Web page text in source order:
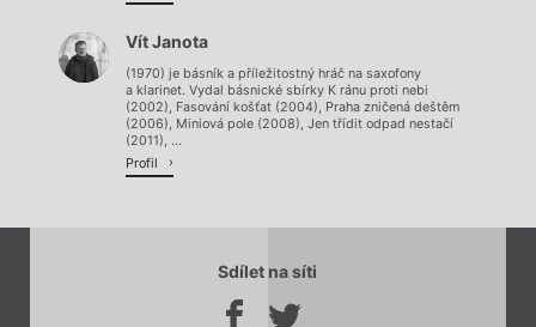
Vít Janota
(1970) je básník a příležitostný hráč na saxofony
a klarinet. Vydal básnické sbírky K ránu proti nebi
(2002), Fasování košťat (2004), Praha zničená deštěm
(2006), Miniová pole (2008), Jen třídit odpad nestačí
(2011), ...
Profil
Sdílet na síti